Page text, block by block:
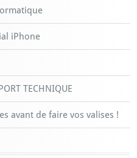
iPhone
TECHNIQUE
avant de faire vos valises !